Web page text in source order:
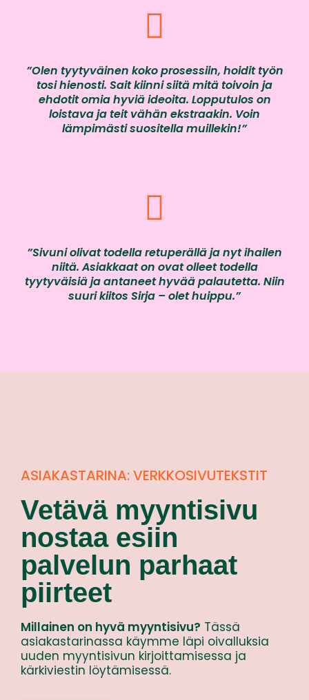
”Olen tyytyväinen koko prosessiin, hoidit työn
tosi hienosti. Sait kiinni siitä mitä toivoin ja
ehdotit omia hyviä ideoita. Lopputulos on
loistava ja teit vähän ekstraakin. Voin
lämpimästi suositella muillekin!”
”Sivuni olivat todella retuperällä ja nyt ihailen
niitä. Asiakkaat on ovat olleet todella
tyytyväisiä ja antaneet hyvää palautetta. Niin
suuri kiitos Sirja – olet huippu.”
ASIAKASTARINA: VERKKOSIVUTEKSTIT
Vetävä myyntisivu
nostaa esiin
palvelun parhaat
piirteet
Millainen on hyvä myyntisivu? Tässä
asiakastarinassa käymme läpi oivalluksia
uuden myyntisivun kirjoittamisessa ja
kärkiviestin löytämisessä.